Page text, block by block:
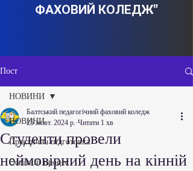
ФАХОВИЙ КОЛЕДЖ"
Пост
НОВИНИ
Практична підготовка
Освітній процес
НОВИНИ
Студенти провели
неймовірний день на кінній
Балтський педагогічний фаховий коледж
25 жовт. 2024 р. Читати 1 хв